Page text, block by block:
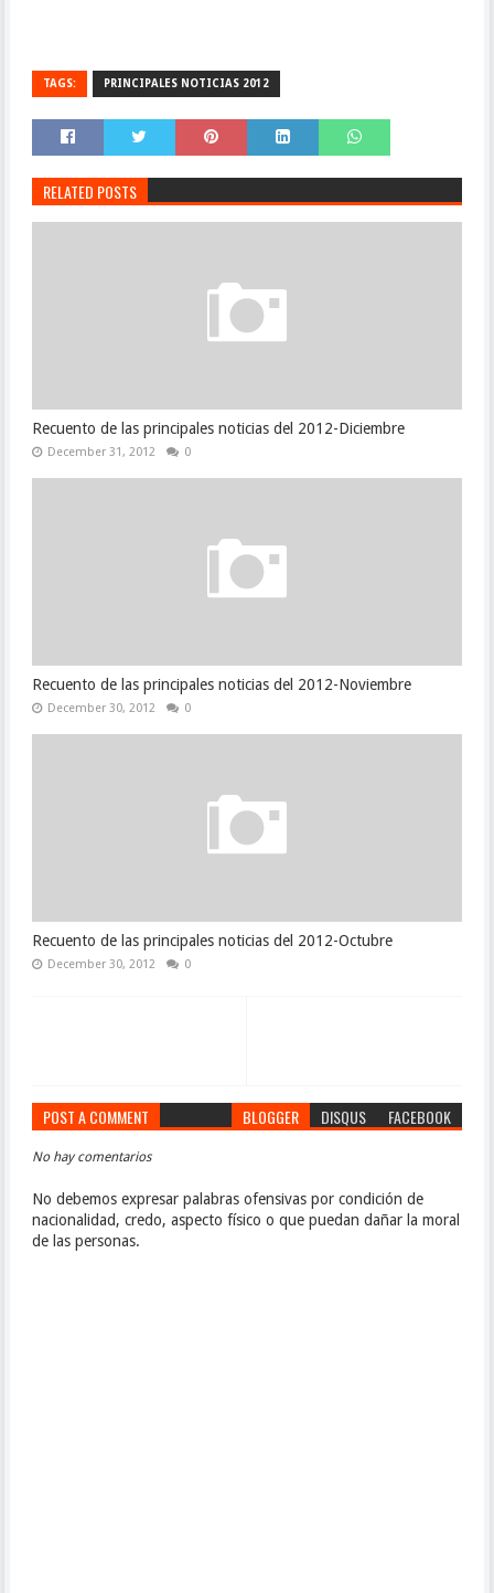
TAGS: PRINCIPALES NOTICIAS 2012
RELATED POSTS
Recuento de las principales noticias del 2012-Diciembre
December 31, 2012 0
Recuento de las principales noticias del 2012-Noviembre
December 30, 2012 0
Recuento de las principales noticias del 2012-Octubre
December 30, 2012 0
POST A COMMENT BLOGGER DISQUS FACEBOOK
No hay comentarios
No debemos expresar palabras ofensivas por condición de
nacionalidad, credo, aspecto físico o que puedan dañar la moral
de las personas.